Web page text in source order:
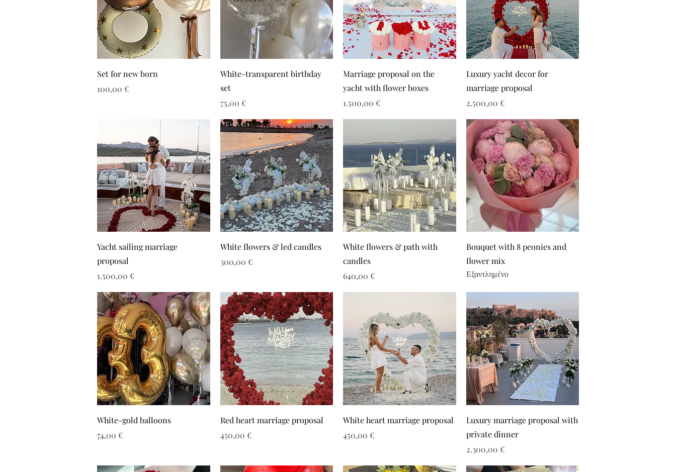
Set for new born
Τιμή
100,00 €
White-transparent birthday
set
Τιμή
75,00 €
Marriage proposal on the
yacht with flower boxes
Τιμή
1.500,00 €
Luxury yacht decor for
marriage proposal
Τιμή
2.500,00 €
Yacht sailing marriage
proposal
Τιμή
1.500,00 €
White flowers & led candles
Τιμή
300,00 €
White flowers & path with
candles
Τιμή
640,00 €
Bouquet with 8 peonies and
flower mix
Εξαντλημένο
White-gold balloons
Τιμή
74,00 €
Red heart marriage proposal
Τιμή
450,00 €
White heart marriage proposal
Τιμή
450,00 €
Luxury marriage proposal with
private dinner
Τιμή
2.300,00 €